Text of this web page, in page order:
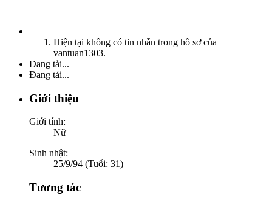
Hiện tại không có tin nhắn trong hồ sơ của
vantuan1303.
Đang tải...
Đang tải...
Giới thiệu
Giới tính:
Nữ
Sinh nhật:
25/9/94 (Tuổi: 31)
Tương tác